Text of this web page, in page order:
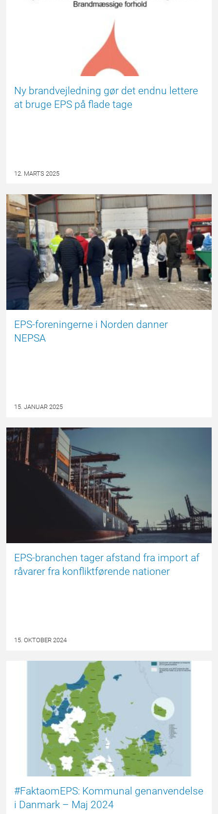
Ny brandvejledning gør det endnu lettere
at bruge EPS på flade tage
12. MARTS 2025
EPS-foreningerne i Norden danner
NEPSA
15. JANUAR 2025
EPS-branchen tager afstand fra import af
råvarer fra konfliktførende nationer
15. OKTOBER 2024
#FaktaomEPS: Kommunal genanvendelse
i Danmark – Maj 2024
EPSBLOGGEN